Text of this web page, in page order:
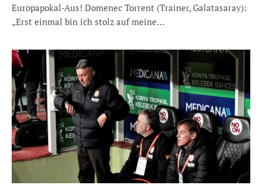
Europapokal-Aus! Domenec Torrent (Trainer, Galatasaray):
„Erst einmal bin ich stolz auf meine…